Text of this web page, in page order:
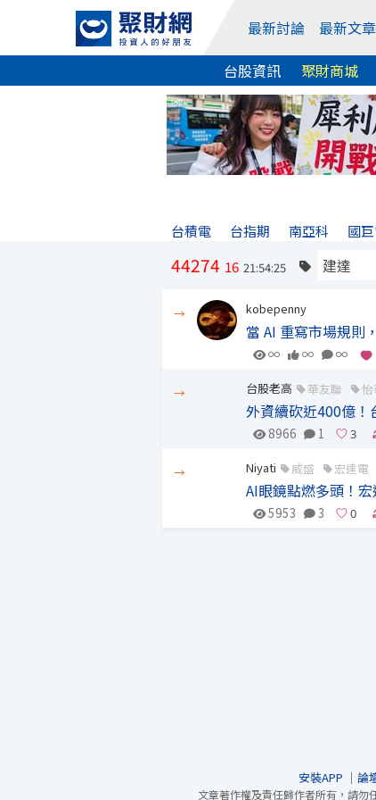
最新討論 最新文章
台股資訊 聚財商城
台積電 台指期 南亞科 國
44274 16 21:54:25
→ kobepenny
當 AI 重寫市場規則
∞ ∞ ∞
→ 台股老高 華友聯 怡
外資續砍近400億
8966 1
→ Niyati 威盛 宏達電
AI眼鏡點燃多頭！
5953 3
安裝APP ｜ 論
文章著作權及責任歸作者所有，請勿